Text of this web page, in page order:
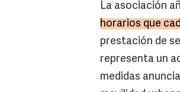
La asociación
horarios que
prestación de
representa un
medidas